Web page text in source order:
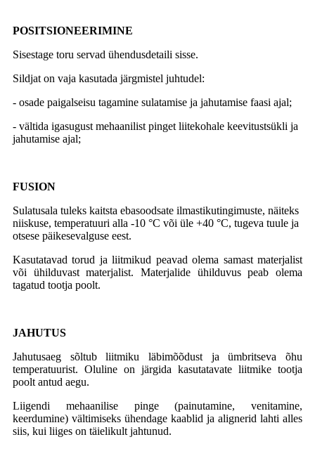
POSITSIONEERIMINE
Sisestage toru servad ühendusdetaili sisse.
Sildjat on vaja kasutada järgmistel juhtudel:
- osade paigalseisu tagamine sulatamise ja jahutamise faasi ajal;
- vältida igasugust mehaanilist pinget liitekohale keevitustsükli ja
jahutamise ajal;
FUSION
Sulatusala tuleks kaitsta ebasoodsate ilmastikutingimuste, näiteks
niiskuse, temperatuuri alla -10 °C või üle +40 °C, tugeva tuule ja
otsese päikesevalguse eest.
Kasutatavad torud ja liitmikud peavad olema samast materjalist
või ühilduvast materjalist. Materjalide ühilduvus peab olema
tagatud tootja poolt.
JAHUTUS
Jahutusaeg sõltub liitmiku läbimõõdust ja ümbritseva õhu
temperatuurist. Oluline on järgida kasutatavate liitmike tootja
poolt antud aegu.
Liigendi mehaanilise pinge (painutamine, venitamine,
keerdumine) vältimiseks ühendage kaablid ja alignerid lahti alles
siis, kui liiges on täielikult jahtunud.